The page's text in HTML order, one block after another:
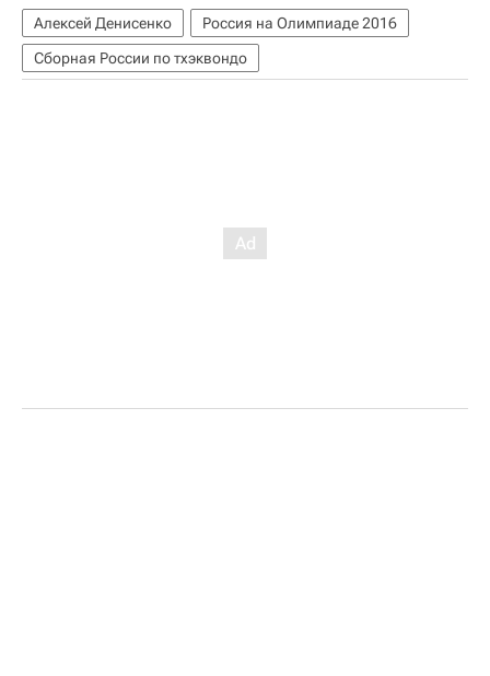
Алексей Денисенко
Россия на Олимпиаде 2016
Сборная России по тхэквондо